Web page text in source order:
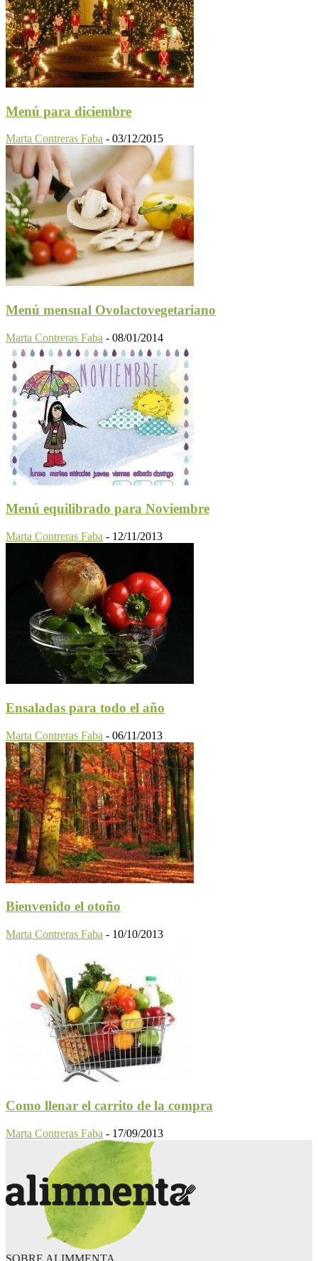
Menú para diciembre
Marta Contreras Faba - 03/12/2015
Menú mensual Ovolactovegetariano
Marta Contreras Faba - 08/01/2014
Menú equilibrado para Noviembre
Marta Contreras Faba - 12/11/2013
Ensaladas para todo el año
Marta Contreras Faba - 06/11/2013
Bienvenido el otoño
Marta Contreras Faba - 10/10/2013
Como llenar el carrito de la compra
Marta Contreras Faba - 17/09/2013
SOBRE ALIMMENTA